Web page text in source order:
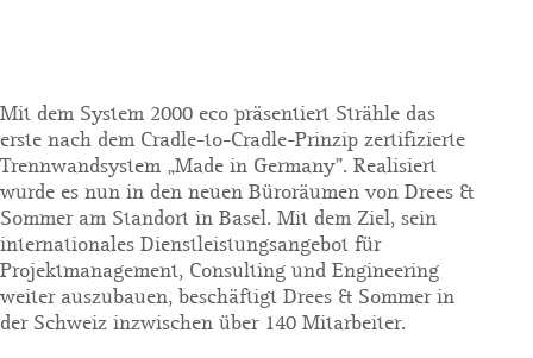
Mit dem System 2000 eco präsentiert Strähle das
erste nach dem Cradle-to-Cradle-Prinzip zertifizierte
Trennwandsystem „Made in Germany". Realisiert
wurde es nun in den neuen Büroräumen von Drees &
Sommer am Standort in Basel. Mit dem Ziel, sein
internationales Dienstleistungsangebot für
Projektmanagement, Consulting und Engineering
weiter auszubauen, beschäftigt Drees & Sommer in
der Schweiz inzwischen über 140 Mitarbeiter.